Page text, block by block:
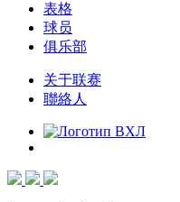
表格
球员
俱乐部
关于联赛
聯絡人